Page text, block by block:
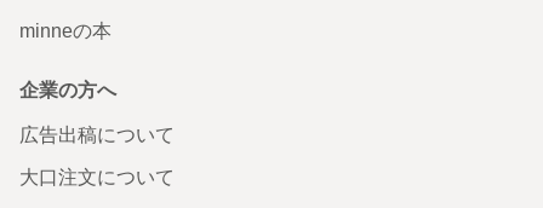
minneの本
企業の方へ
広告出稿について
大口注文について